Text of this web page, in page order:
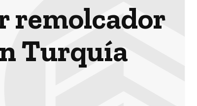
remolcador
Turquía